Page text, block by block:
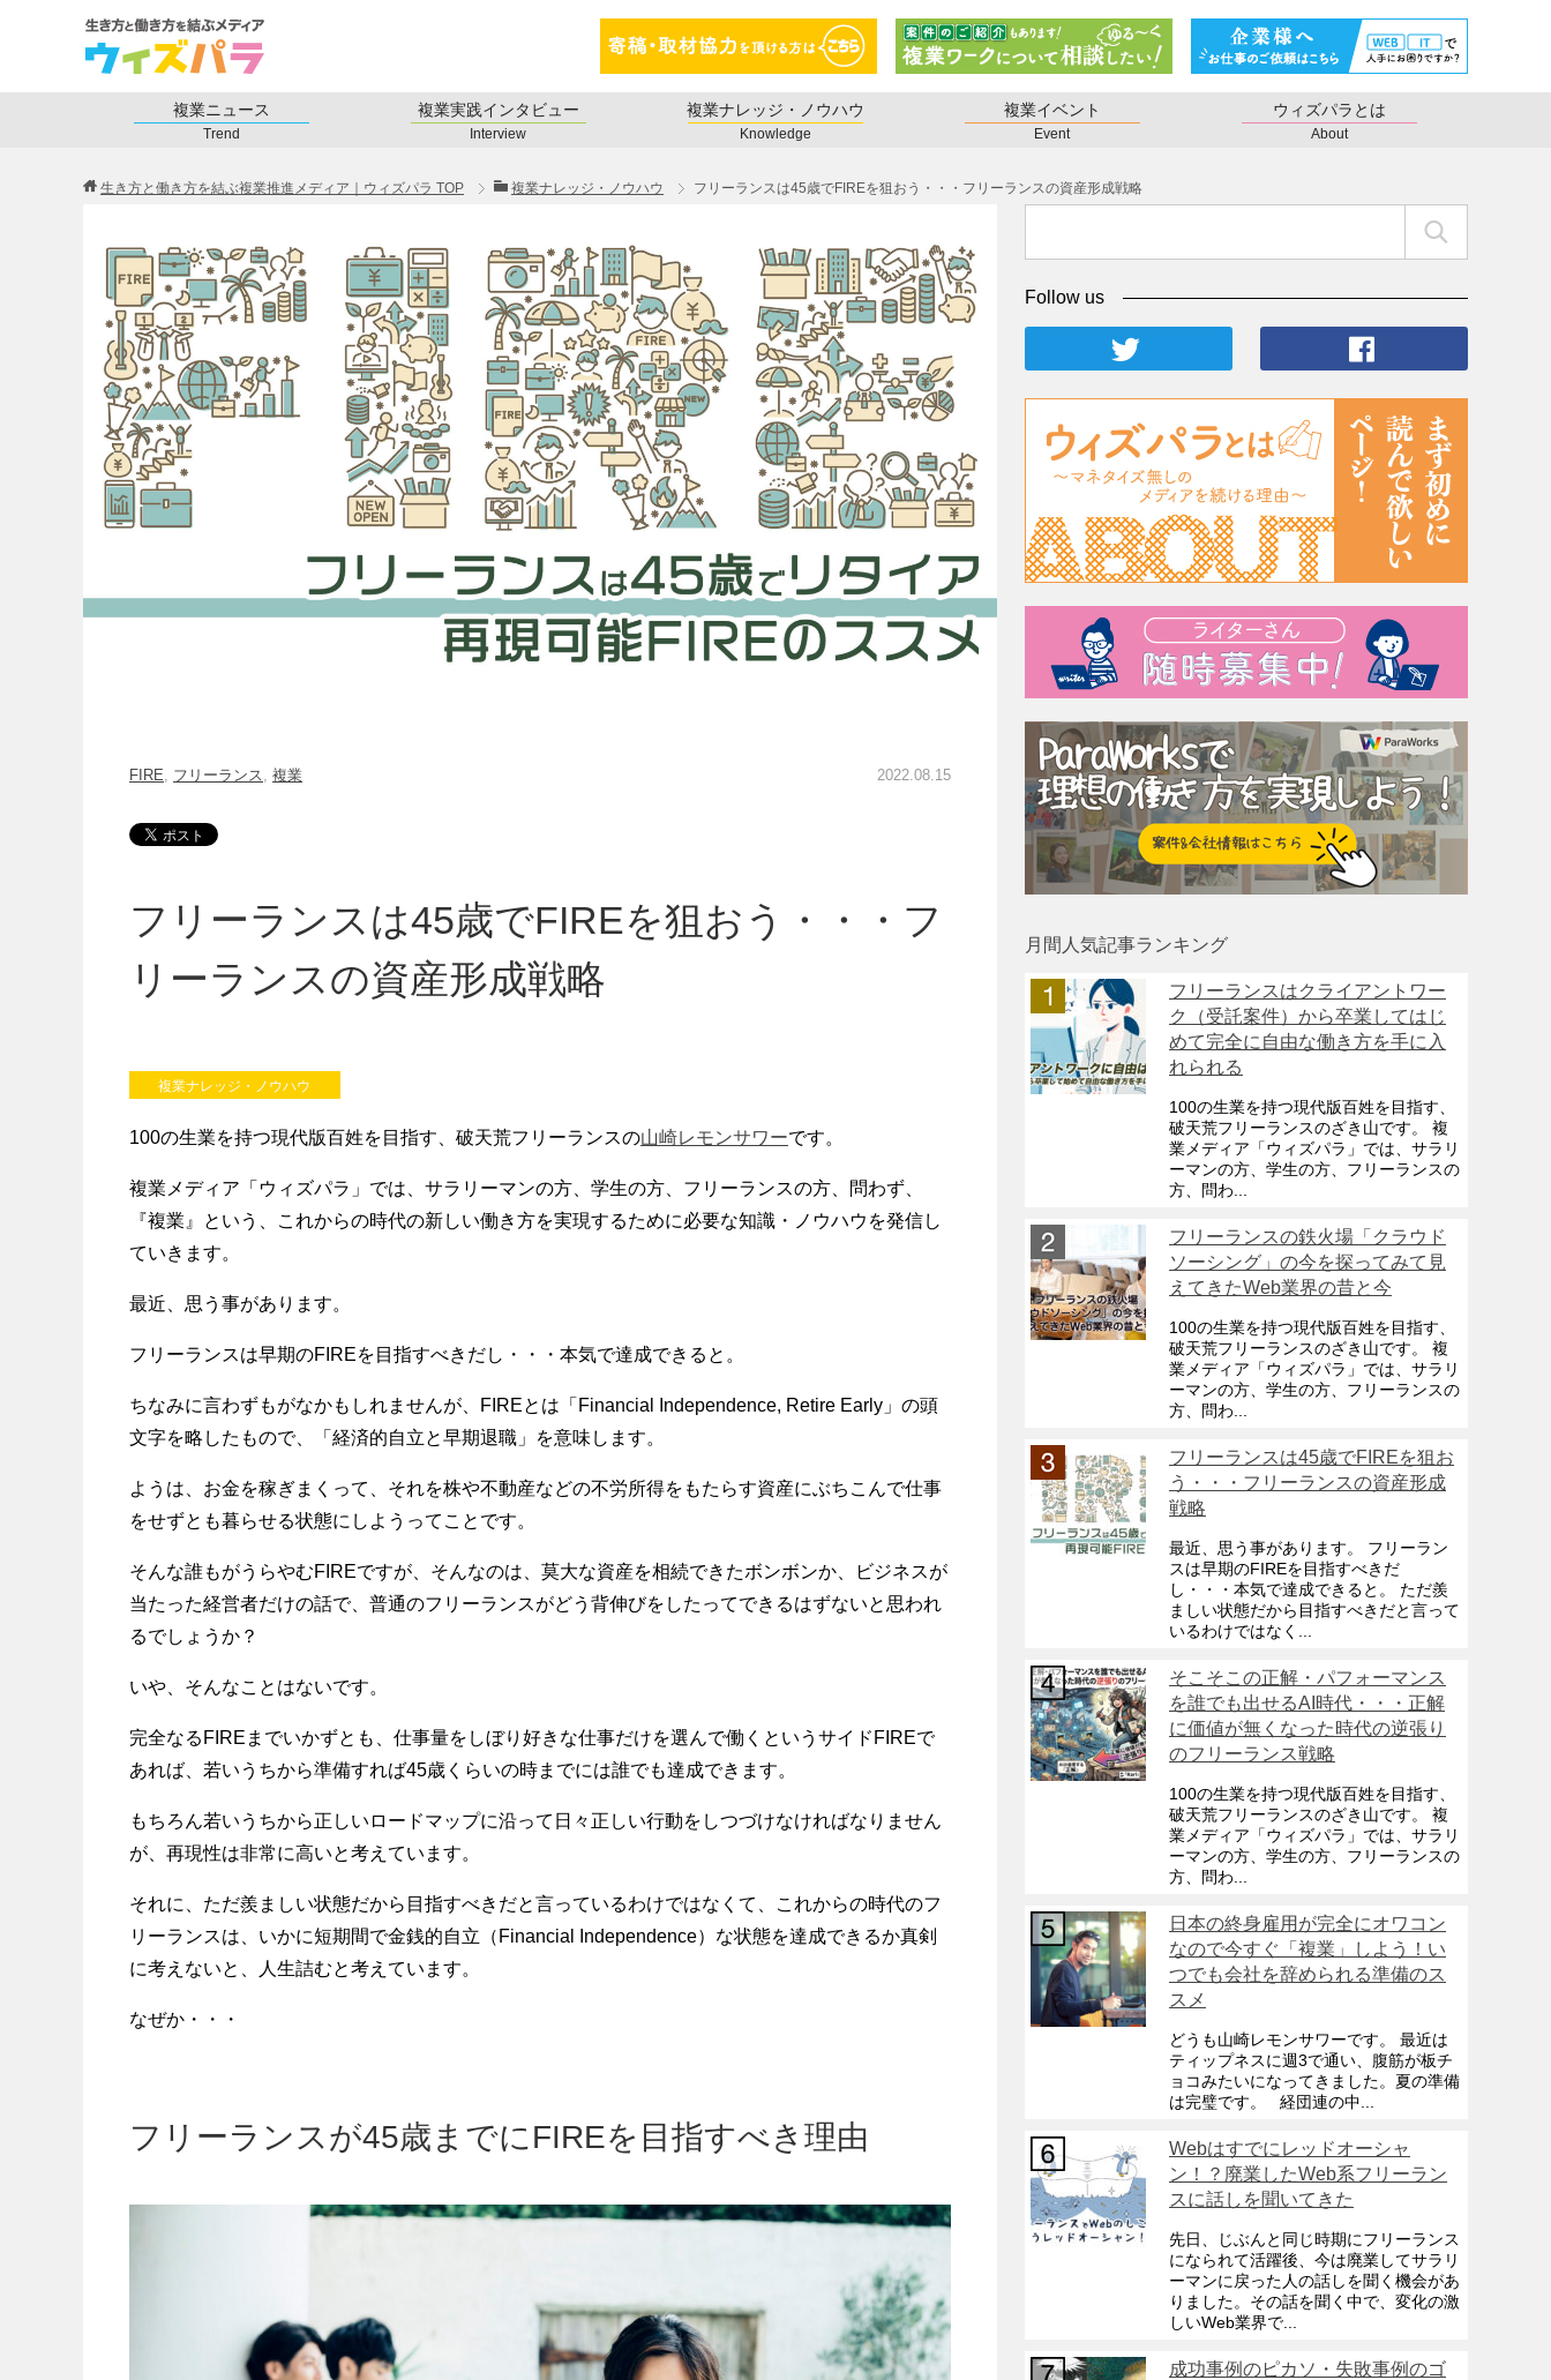
複業ニュース
Trend
複業実践インタビュー
Interview
複業ナレッジ・ノウハウ
Knowledge
複業イベント
Event
ウィズパラとは
About
生き方と働き方を結ぶ複業推進メディア｜ウィズパラ TOP 複業ナレッジ・ノウハウ フリーランスは45歳でFIREを狙おう・・・フリーランスの資産形成戦略
FIRE, フリーランス, 複業 2022.08.15
フリーランスは45歳でFIREを狙おう・・・フ
リーランスの資産形成戦略
複業ナレッジ・ノウハウ
100の生業を持つ現代版百姓を目指す、破天荒フリーランスの山崎レモンサワーです。
複業メディア「ウィズパラ」では、サラリーマンの方、学生の方、フリーランスの方、問わず、
『複業』という、これからの時代の新しい働き方を実現するために必要な知識・ノウハウを発信し
ていきます。
最近、思う事があります。
フリーランスは早期のFIREを目指すべきだし・・・本気で達成できると。
ちなみに言わずもがなかもしれませんが、FIREとは「Financial Independence, Retire Early」の頭
文字を略したもので、「経済的自立と早期退職」を意味します。
ようは、お金を稼ぎまくって、それを株や不動産などの不労所得をもたらす資産にぶちこんで仕事
をせずとも暮らせる状態にしようってことです。
そんな誰もがうらやむFIREですが、そんなのは、莫大な資産を相続できたボンボンか、ビジネスが
当たった経営者だけの話で、普通のフリーランスがどう背伸びをしたってできるはずないと思われ
るでしょうか？
いや、そんなことはないです。
完全なるFIREまでいかずとも、仕事量をしぼり好きな仕事だけを選んで働くというサイドFIREで
あれば、若いうちから準備すれば45歳くらいの時までには誰でも達成できます。
もちろん若いうちから正しいロードマップに沿って日々正しい行動をしつづけなければなりません
が、再現性は非常に高いと考えています。
それに、ただ羨ましい状態だから目指すべきだと言っているわけではなくて、これからの時代のフ
リーランスは、いかに短期間で金銭的自立（Financial Independence）な状態を達成できるか真剣
に考えないと、人生詰むと考えています。
なぜか・・・
フリーランスが45歳までにFIREを目指すべき理由
Follow us
月間人気記事ランキング
フリーランスはクライアントワー
ク（受託案件）から卒業してはじ
めて完全に自由な働き方を手に入
れられる
100の生業を持つ現代版百姓を目指す、
破天荒フリーランスのざき山です。 複
業メディア「ウィズパラ」では、サラリ
ーマンの方、学生の方、フリーランスの
方、問わ...
フリーランスの鉄火場「クラウド
ソーシング」の今を探ってみて見
えてきたWeb業界の昔と今
100の生業を持つ現代版百姓を目指す、
破天荒フリーランスのざき山です。 複
業メディア「ウィズパラ」では、サラリ
ーマンの方、学生の方、フリーランスの
方、問わ...
フリーランスは45歳でFIREを狙お
う・・・フリーランスの資産形成
戦略
最近、思う事があります。 フリーラン
スは早期のFIREを目指すべきだ
し・・・本気で達成できると。 ただ羨
ましい状態だから目指すべきだと言って
いるわけではなく...
そこそこの正解・パフォーマンス
を誰でも出せるAI時代・・・正解
に価値が無くなった時代の逆張り
のフリーランス戦略
100の生業を持つ現代版百姓を目指す、
破天荒フリーランスのざき山です。 複
業メディア「ウィズパラ」では、サラリ
ーマンの方、学生の方、フリーランスの
方、問わ...
日本の終身雇用が完全にオワコン
なので今すぐ「複業」しよう！い
つでも会社を辞められる準備のス
スメ
どうも山崎レモンサワーです。 最近は
ティップネスに週3で通い、腹筋が板チ
ョコみたいになってきました。夏の準備
は完璧です。 経団連の中...
Webはすでにレッドオーシャ
ン！？廃業したWeb系フリーラン
スに話しを聞いてきた
先日、じぶんと同じ時期にフリーランス
になられて活躍後、今は廃業してサラリ
ーマンに戻った人の話しを聞く機会があ
りました。その話を聞く中で、変化の激
しいWeb業界で...
成功事例のピカソ・失敗事例のゴ